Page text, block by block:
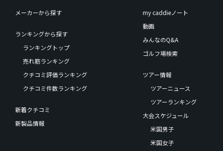
メーカーから探す
ランキングから探す
ランキングトップ
売れ筋ランキング
クチコミ評価ランキング
クチコミ件数ランキング
新着クチコミ
新製品情報
my caddieノート
動画
みんなのQ&A
ゴルフ場検索
ツアー情報
ツアーニュース
ツアーランキング
大会スケジュール
米国男子
米国女子